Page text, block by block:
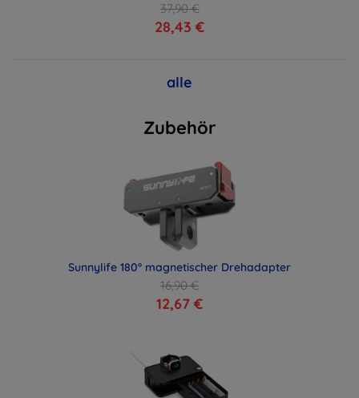
37,90 €
28,43 €
alle
Zubehör
Sunnylife 180° magnetischer Drehadapter
16,90 €
12,67 €